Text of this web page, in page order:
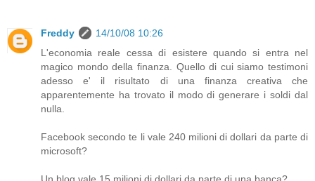
Freddy
14/10/08 10:26
L'economia reale cessa di esistere quando si entra nel
magico mondo della finanza. Quello di cui siamo testimoni
adesso e' il risultato di una finanza creativa che
apparentemente ha trovato il modo di generare i soldi dal
nulla.
Facebook secondo te li vale 240 milioni di dollari da parte di
microsoft?